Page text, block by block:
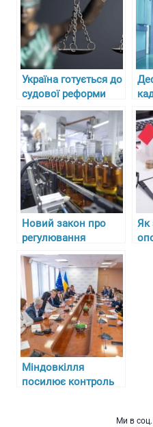
Україна готується до
судової реформи
законодавства про
працю
та
Новий закон про
регулювання
алкоголю, тютюну та
пального в Україні з
27 липня 2024 року
Як
Міндовкілля
посилює контроль
Ми в